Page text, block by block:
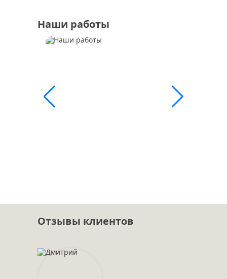
Наши работы
Отзывы клиентов